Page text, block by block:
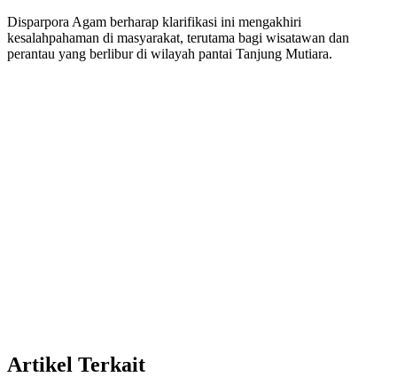
Disparpora Agam berharap klarifikasi ini mengakhiri
kesalahpahaman di masyarakat, terutama bagi wisatawan dan
perantau yang berlibur di wilayah pantai Tanjung Mutiara.
Artikel Terkait